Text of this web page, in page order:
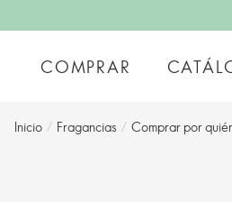
COMPRAR
Inicio / Fragancias / Comprar por